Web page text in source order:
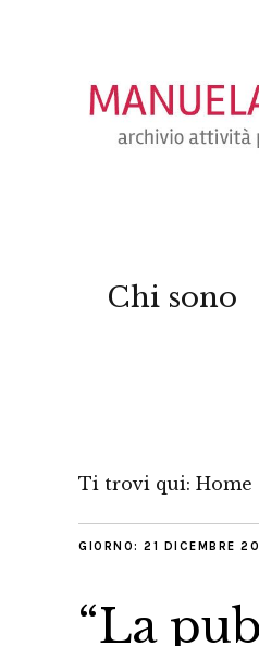
Chi sono
Ti trovi qui: Home
GIORNO: 21 DICEMBRE
“La